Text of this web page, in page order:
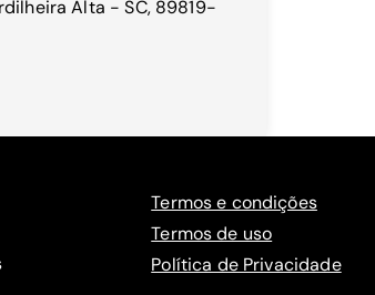
Alta - SC, 89819-
Termos e condições
Termos de uso
Política de Privacidade